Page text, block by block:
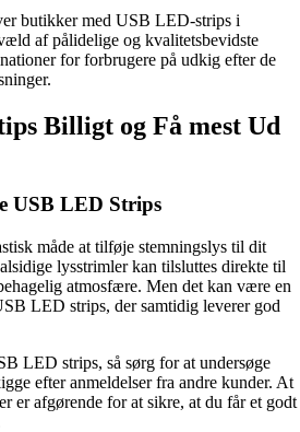
butikker med USB LED-strips i
af pålidelige og kvalitetsbevidste
for forbrugere på udkig efter de
Billigt og Få mest Ud
USB LED Strips
måde at tilføje stemningslys til dit
lysstrimler kan tilsluttes direkte til
atmosfære. Men det kan være en
LED strips, der samtidig leverer god
LED strips, så sørg for at undersøge
efter anmeldelser fra andre kunder. At
er afgørende for at sikre, at du får et godt